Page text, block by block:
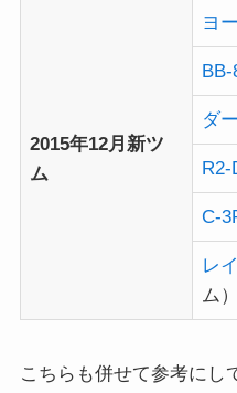
2015年12月新ツ
ム
ヨ
BB-
ダ
R2-
C-
レ
ム）
こちらも併せて参考にし